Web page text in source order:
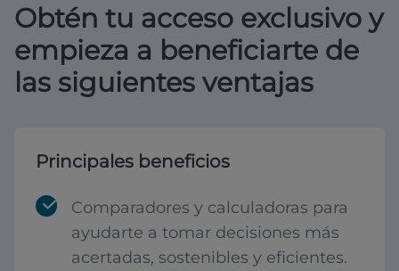
Obtén tu acceso exclusivo y
empieza a beneficiarte de
las siguientes ventajas
Principales beneficios
Comparadores y calculadoras para
ayudarte a tomar decisiones más
acertadas, sostenibles y eficientes.